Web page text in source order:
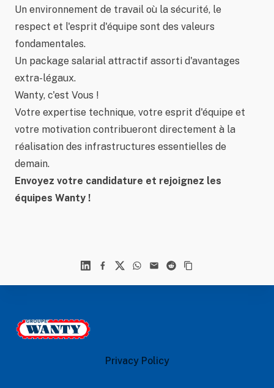
Un environnement de travail où la sécurité, le
respect et l'esprit d'équipe sont des valeurs
fondamentales.
Un package salarial attractif assorti d'avantages
extra-légaux.
Wanty, c'est Vous !
Votre expertise technique, votre esprit d'équipe et
votre motivation contribueront directement à la
réalisation des infrastructures essentielles de
demain.
Envoyez votre candidature et rejoignez les
équipes Wanty !
LinkedinFacebook
X WhatsApp
MailReddit
Le Groupe Wanty
Privacy Policy